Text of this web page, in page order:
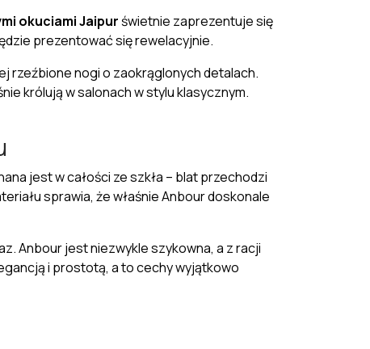
okuciami Jaipur świetnie zaprezentuje się
prezentować się rewelacyjnie.
rzeźbione nogio zaokrąglonych detalach.
królują w salonach w stylu klasycznym.
jestw całości ze szkła – blat przechodzi
sprawia, że właśnie Anbour doskonale
Anbour jest niezwykle szykowna, a z racji
i prostotą, a to cechy wyjątkowo